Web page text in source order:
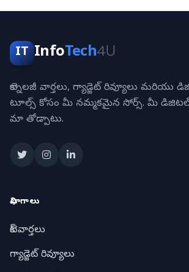
IT InfoTech4U
టెక్నాలజీ వార్తలు, గ్యాడ్జెట్ రివ్యూలు మరియు
టూల్స్ కోసం మీ నమ్మకమైన సోర్స్. మీ
మా తోడ్పాటు.
విభాగాలు
టెక్ వార్తలు
గ్యాడ్జెట్ రివ్యూలు